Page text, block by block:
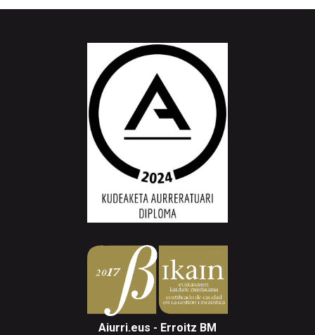
Aiurri.eus - Erroitz BM